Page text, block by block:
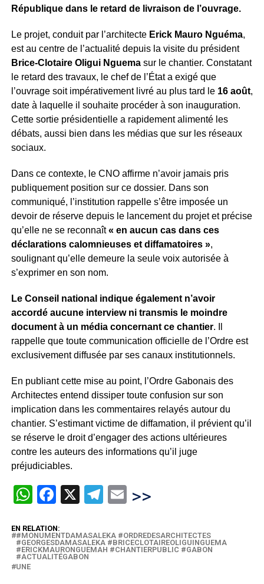
République dans le retard de livraison de l’ouvrage.
Le projet, conduit par l’architecte Erick Mauro Nguéma,
est au centre de l’actualité depuis la visite du président
Brice-Clotaire Oligui Nguemasur le chantier. Constatant
le retard des travaux, le chef de l’État a exigé que
l’ouvrage soit impérativement livré au plus tard le 16 août,
date à laquelle il souhaite procéder à son inauguration.
Cette sortie présidentielle a rapidement alimenté les
débats, aussi bien dans les médias que sur les réseaux
sociaux.
Dans ce contexte, le CNO affirme n’avoir jamais pris
publiquement position sur ce dossier. Dans son
communiqué, l’institution rappelle s’être imposée un
devoir de réserve depuis le lancement du projet et précise
qu’elle ne se reconnaît« en aucun cas dans ces
déclarations calomnieuses et diffamatoires »,
soulignant qu’elle demeure la seule voix autorisée à
s’exprimer en son nom.
Le Conseil national indique également n’avoir
accordé aucune interview ni transmis le moindre
document à un média concernant ce chantier. Il
rappelle que toute communication officielle de l’Ordre est
exclusivement diffusée par ses canaux institutionnels.
En publiant cette mise au point, l’Ordre Gabonais des
Architectes entend dissiper toute confusion sur son
implication dans les commentaires relayés autour du
chantier. S’estimant victime de diffamation, il prévient qu’il
se réserve le droit d’engager des actions ultérieures
contre les auteurs des informations qu’il juge
préjudiciables.
WhatsApp
Facebook
X Telegram
Email
>>
EN RELATION:
#MONUMENTDAMASALEKA #ORDREDESARCHITECTES
#GEORGESDAMASALEKA #BRICECLOTAIREOLIGUINGUEMA
#ERICKMAURONGUEMAH #CHANTIERPUBLIC #GABON
#ACTUALITÉGABON
UNE